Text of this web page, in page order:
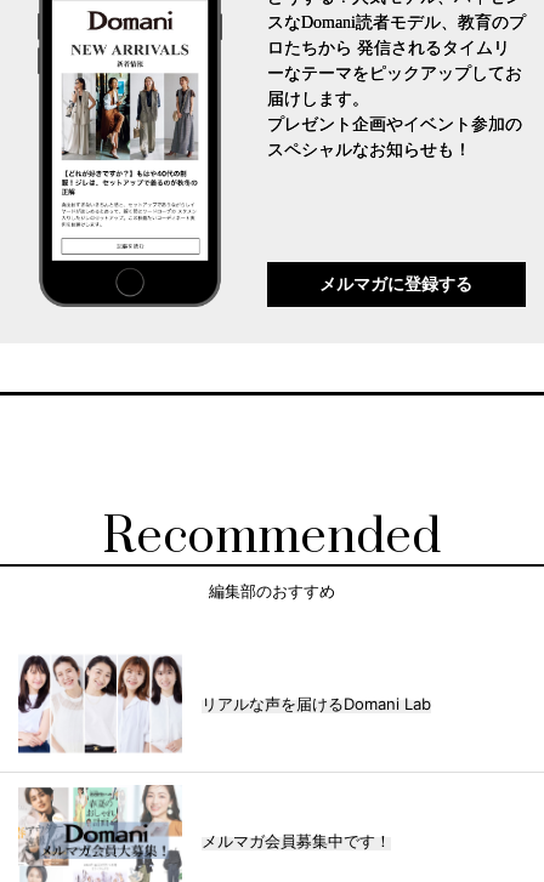
スなDomani読者モデル、教育のプ
ロたちから 発信されるタイムリ
ーなテーマをピックアップしてお
届けします。
プレゼント企画やイベント参加の
スペシャルなお知らせも！
メルマガに登録する
Recommended
編集部のおすすめ
リアルな声を届けるDomani Lab
メルマガ会員募集中です！